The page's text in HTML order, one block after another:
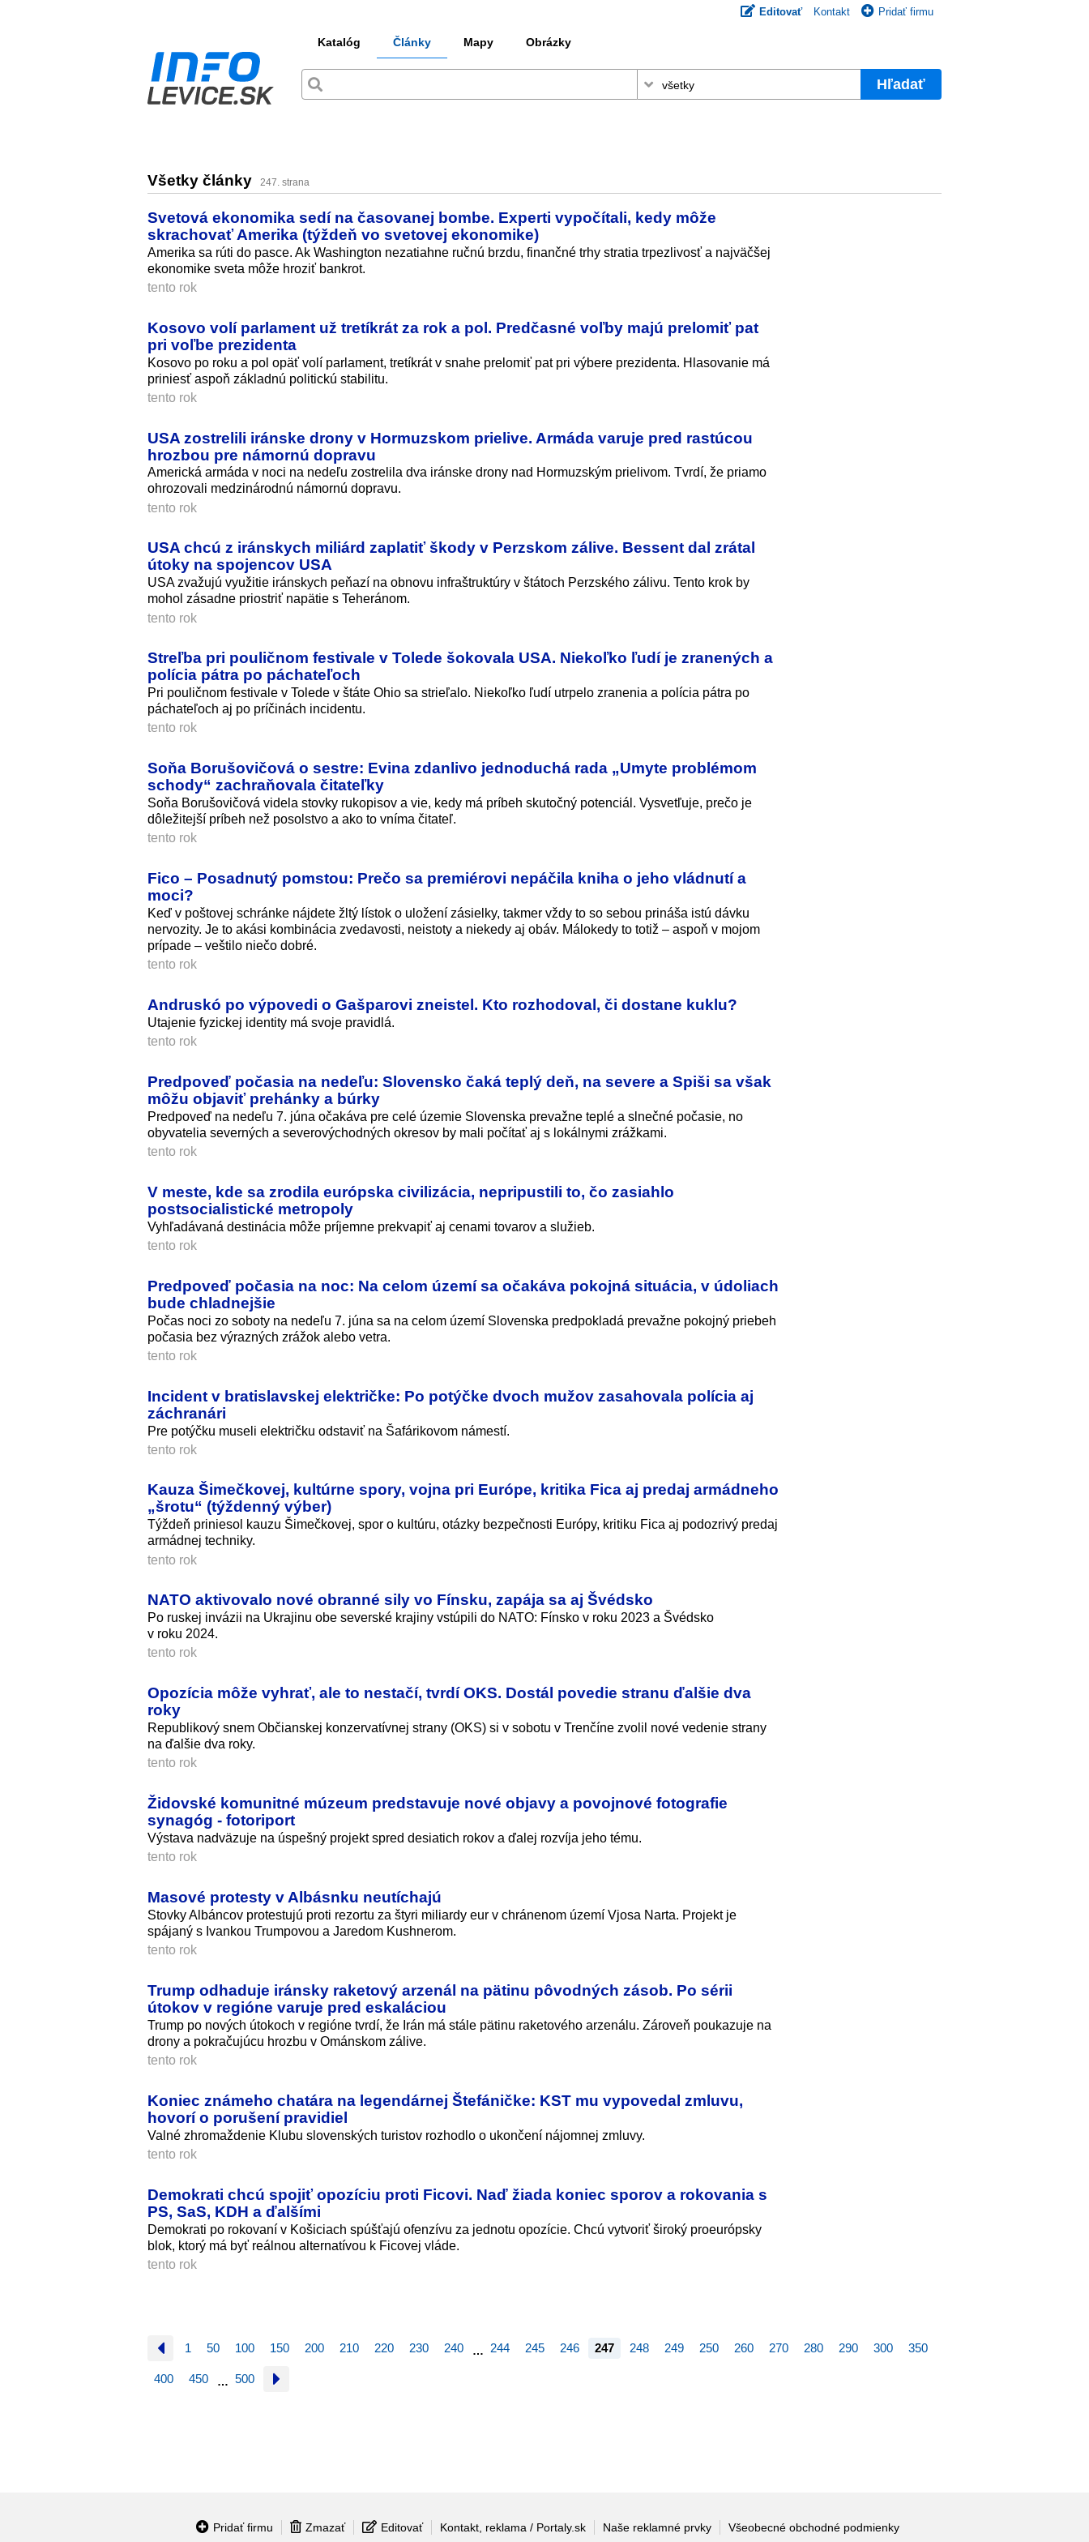
Editovať Kontakt Pridať firmu
Katalóg Články Mapy Obrázky
Hľadať
Všetky články 247. strana
Svetová ekonomika sedí na časovanej bombe. Experti vypočítali, kedy môže
skrachovať Amerika (týždeň vo svetovej ekonomike)
Amerika sa rúti do pasce. Ak Washington nezatiahne ručnú brzdu, finančné trhy stratia trpezlivosť a najväčšej
ekonomike sveta môže hroziť bankrot.
tento rok
Kosovo volí parlament už tretíkrát za rok a pol. Predčasné voľby majú prelomiť pat
pri voľbe prezidenta
Kosovo po roku a pol opäť volí parlament, tretíkrát v snahe prelomiť pat pri výbere prezidenta. Hlasovanie má
priniesť aspoň základnú politickú stabilitu.
tento rok
USA zostrelili iránske drony v Hormuzskom prielive. Armáda varuje pred rastúcou
hrozbou pre námornú dopravu
Americká armáda v noci na nedeľu zostrelila dva iránske drony nad Hormuzským prielivom. Tvrdí, že priamo
ohrozovali medzinárodnú námornú dopravu.
tento rok
USA chcú z iránskych miliárd zaplatiť škody v Perzskom zálive. Bessent dal zrátal
útoky na spojencov USA
USA zvažujú využitie iránskych peňazí na obnovu infraštruktúry v štátoch Perzského zálivu. Tento krok by
mohol zásadne priostriť napätie s Teheránom.
tento rok
Streľba pri pouličnom festivale v Tolede šokovala USA. Niekoľko ľudí je zranených a
polícia pátra po páchateľoch
Pri pouličnom festivale v Tolede v štáte Ohio sa strieľalo. Niekoľko ľudí utrpelo zranenia a polícia pátra po
páchateľoch aj po príčinách incidentu.
tento rok
Soňa Borušovičová o sestre: Evina zdanlivo jednoduchá rada „Umyte problémom
schody“ zachraňovala čitateľky
Soňa Borušovičová videla stovky rukopisov a vie, kedy má príbeh skutočný potenciál. Vysvetľuje, prečo je
dôležitejší príbeh než posolstvo a ako to vníma čitateľ.
tento rok
Fico – Posadnutý pomstou: Prečo sa premiérovi nepáčila kniha o jeho vládnutí a
moci?
Keď v poštovej schránke nájdete žltý lístok o uložení zásielky, takmer vždy to so sebou prináša istú dávku
nervozity. Je to akási kombinácia zvedavosti, neistoty a niekedy aj obáv. Málokedy to totiž – aspoň v mojom
prípade – veštilo niečo dobré.
tento rok
Andruskó po výpovedi o Gašparovi zneistel. Kto rozhodoval, či dostane kuklu?
Utajenie fyzickej identity má svoje pravidlá.
tento rok
Predpoveď počasia na nedeľu: Slovensko čaká teplý deň, na severe a Spiši sa však
môžu objaviť prehánky a búrky
Predpoveď na nedeľu 7. júna očakáva pre celé územie Slovenska prevažne teplé a slnečné počasie, no
obyvatelia severných a severovýchodných okresov by mali počítať aj s lokálnymi zrážkami.
tento rok
V meste, kde sa zrodila európska civilizácia, nepripustili to, čo zasiahlo
postsocialistické metropoly
Vyhľadávaná destinácia môže príjemne prekvapiť aj cenami tovarov a služieb.
tento rok
Predpoveď počasia na noc: Na celom území sa očakáva pokojná situácia, v údoliach
bude chladnejšie
Počas noci zo soboty na nedeľu 7. júna sa na celom území Slovenska predpokladá prevažne pokojný priebeh
počasia bez výrazných zrážok alebo vetra.
tento rok
Incident v bratislavskej električke: Po potýčke dvoch mužov zasahovala polícia aj
záchranári
Pre potýčku museli električku odstaviť na Šafárikovom námestí.
tento rok
Kauza Šimečkovej, kultúrne spory, vojna pri Európe, kritika Fica aj predaj armádneho
„šrotu“ (týždenný výber)
Týždeň priniesol kauzu Šimečkovej, spor o kultúru, otázky bezpečnosti Európy, kritiku Fica aj podozrivý predaj
armádnej techniky.
tento rok
NATO aktivovalo nové obranné sily vo Fínsku, zapája sa aj Švédsko
Po ruskej invázii na Ukrajinu obe severské krajiny vstúpili do NATO: Fínsko v roku 2023 a Švédsko
v roku 2024.
tento rok
Opozícia môže vyhrať, ale to nestačí, tvrdí OKS. Dostál povedie stranu ďalšie dva
roky
Republikový snem Občianskej konzervatívnej strany (OKS) si v sobotu v Trenčíne zvolil nové vedenie strany
na ďalšie dva roky.
tento rok
Židovské komunitné múzeum predstavuje nové objavy a povojnové fotografie
synagóg - fotoriport
Výstava nadväzuje na úspešný projekt spred desiatich rokov a ďalej rozvíja jeho tému.
tento rok
Masové protesty v Albásnku neutíchajú
Stovky Albáncov protestujú proti rezortu za štyri miliardy eur v chránenom území Vjosa Narta. Projekt je
spájaný s Ivankou Trumpovou a Jaredom Kushnerom.
tento rok
Trump odhaduje iránsky raketový arzenál na pätinu pôvodných zásob. Po sérii
útokov v regióne varuje pred eskaláciou
Trump po nových útokoch v regióne tvrdí, že Irán má stále pätinu raketového arzenálu. Zároveň poukazuje na
drony a pokračujúcu hrozbu v Ománskom zálive.
tento rok
Koniec známeho chatára na legendárnej Štefáničke: KST mu vypovedal zmluvu,
hovorí o porušení pravidiel
Valné zhromaždenie Klubu slovenských turistov rozhodlo o ukončení nájomnej zmluvy.
tento rok
Demokrati chcú spojiť opozíciu proti Ficovi. Naď žiada koniec sporov a rokovania s
PS, SaS, KDH a ďalšími
Demokrati po rokovaní v Košiciach spúšťajú ofenzívu za jednotu opozície. Chcú vytvoriť široký proeurópsky
blok, ktorý má byť reálnou alternatívou k Ficovej vláde.
tento rok
1 50 100 150 200 210 220 230 240 … 244 245 246 247 248 249 250 260 270 280 290 300 350
400 450 … 500
Pridať firmu Zmazať Editovať Kontakt, reklama / Portaly.sk Naše reklamné prvky Všeobecné obchodné podmienky